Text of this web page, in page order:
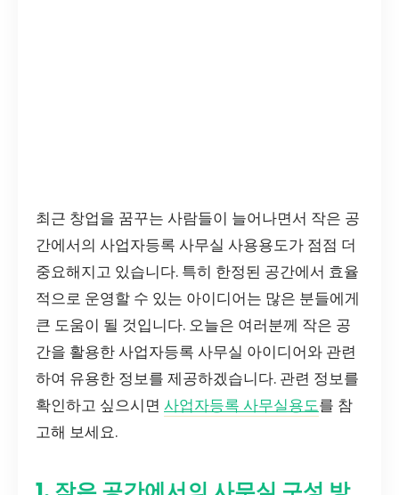
최근 창업을 꿈꾸는 사람들이 늘어나면서 작은 공
간에서의 사업자등록 사무실 사용용도가 점점 더
중요해지고 있습니다. 특히 한정된 공간에서 효율
적으로 운영할 수 있는 아이디어는 많은 분들에게
큰 도움이 될 것입니다. 오늘은 여러분께 작은 공
간을 활용한 사업자등록 사무실 아이디어와 관련
하여 유용한 정보를 제공하겠습니다. 관련 정보를
확인하고 싶으시면 사업자등록 사무실용도를 참
고해 보세요.